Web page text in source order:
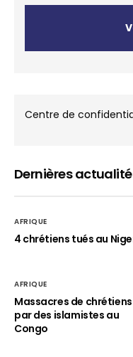
Centre de
Dernières
AFRIQUE
4 chrétiens tués au
AFRIQUE
Massacres de chrétiens
par des islamistes au
Congo